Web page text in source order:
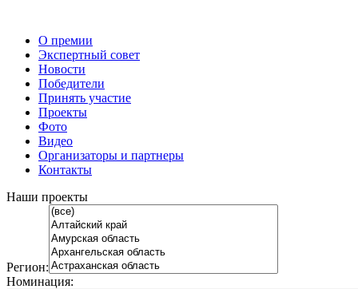
О премии
Экспертный совет
Новости
Победители
Принять участие
Проекты
Фото
Видео
Организаторы и партнеры
Контакты
Наши проекты
Регион:
Номинация: